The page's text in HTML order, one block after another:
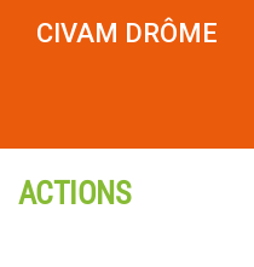
CIVAM DRÔME
ACTIONS